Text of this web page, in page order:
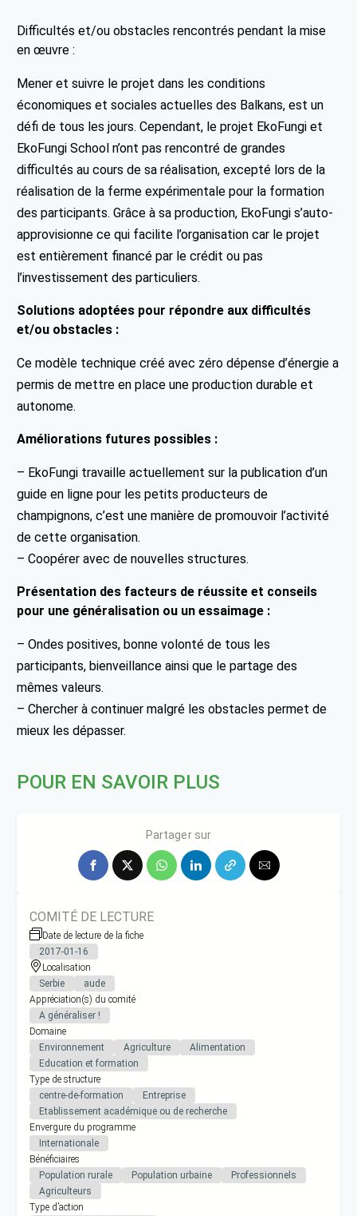
Difficultés et/ou obstacles rencontrés pendant la mise
en œuvre :
Mener et suivre le projet dans les conditions
économiques et sociales actuelles des Balkans, est un
défi de tous les jours. Cependant, le projet EkoFungi et
EkoFungi School n’ont pas rencontré de grandes
difficultés au cours de sa réalisation, excepté lors de la
réalisation de la ferme expérimentale pour la formation
des participants. Grâce à sa production, EkoFungi s’auto-
approvisionne ce qui facilite l’organisation car le projet
est entièrement financé par le crédit ou pas
l’investissement des particuliers.
Solutions adoptées pour répondre aux difficultés
et/ou obstacles :
Ce modèle technique créé avec zéro dépense d’énergie a
permis de mettre en place une production durable et
autonome.
Améliorations futures possibles :
– EkoFungi travaille actuellement sur la publication d’un
guide en ligne pour les petits producteurs de
champignons, c’est une manière de promouvoir l’activité
de cette organisation.
– Coopérer avec de nouvelles structures.
Présentation des facteurs de réussite et conseils
pour une généralisation ou un essaimage :
– Ondes positives, bonne volonté de tous les
participants, bienveillance ainsi que le partage des
mêmes valeurs.
– Chercher à continuer malgré les obstacles permet de
mieux les dépasser.
POUR EN SAVOIR PLUS
Partager sur
COMITÉ DE LECTURE
Date de lecture de la fiche
2017-01-16
Localisation
Serbie
aude
Appréciation(s) du comité
A généraliser !
Domaine
Environnement
Agriculture
Alimentation
Education et formation
Type de structure
centre-de-formation
Entreprise
Etablissement académique ou de recherche
Envergure du programme
Internationale
Bénéficiaires
Population rurale
Population urbaine
Professionnels
Agriculteurs
Type d’action